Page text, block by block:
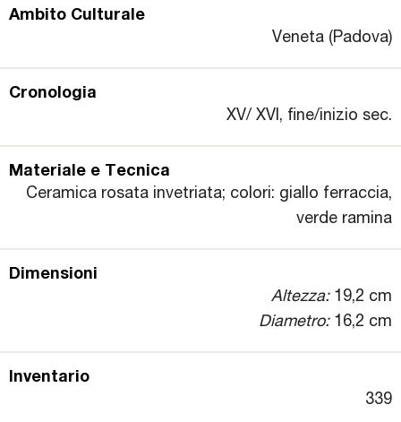
Ambito Culturale
Veneta (Padova)
Cronologia
XV/ XVI, fine/inizio sec.
Materiale e Tecnica
Ceramica rosata invetriata; colori: giallo ferraccia,
verde ramina
Dimensioni
Altezza: 19,2 cm
Diametro: 16,2 cm
Inventario
339